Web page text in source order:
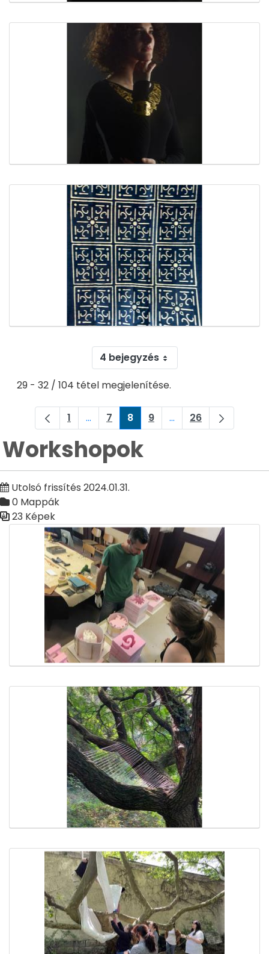
4 bejegyzés
29 - 32 / 104 tétel megjelenítése.
Oldal
1 ...Köztes oldalak Navigáljon a TAB
Oldal
7 Oldal
8 Oldal
9 ...Köztes oldalak
Oldal
26
Workshopok
Utolsó frissítés 2024.01.31.
0 Mappák
23 Képek